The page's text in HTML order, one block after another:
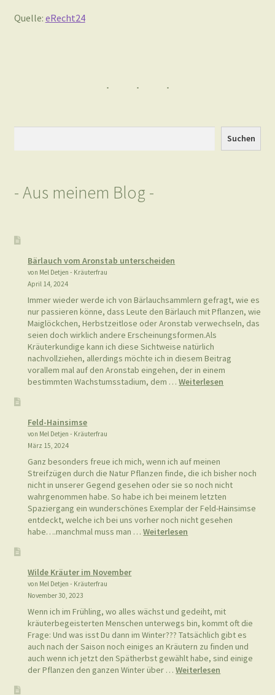
- Aus meinem Blog -
Bärlauch vom Aronstab unterscheiden
Maiglöckchen, Herbstzeitlose oder Aronstab verwechseln, das
seien doch wirklich andere Erscheinungsformen.Als
Kräuterkundige kann ich diese Sichtweise natürlich
nachvollziehen, allerdings möchte ich in diesem Beitrag
vorallem mal auf den Aronstab eingehen, der in einem
bestimmten Wachstumsstadium, dem …Weiterlesen:
Bärlauch
Feld-Hainsimse
von Mel Detjen - Kräuterfrau
März 15, 2024
nicht in unserer Gegend gesehen oder sie so noch nicht
wahrgenommen habe. So habe ich bei meinem letzten
Spaziergang ein wunderschönes Exemplar der Feld-Hainsimse
entdeckt, welche ich bei uns vorher noch nicht gesehen
habe….manchmal muss man …Weiterlesen:
Feld-
Hainsimse
Wilde Kräuter im November
von Mel Detjen - Kräuterfrau
November 30, 2023
Frage: Und was isst Du dann im Winter??? Tatsächlich gibt es
auch nach der Saison noch einiges an Kräutern zu finden und
auch wenn ich jetzt den Spätherbst gewählt habe, sind einige
der Pflanzen den ganzen Winter über …
Wilde
Kräuter
im
November
Hagebutten-Oxymel
von Mel Detjen - Kräuterfrau
November 24, 2023